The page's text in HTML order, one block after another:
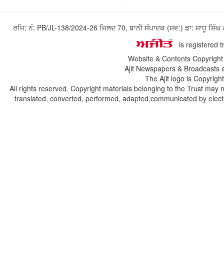
ਰਜਿ: ਨੰ: PB/JL-138/2024-26 ਜਿਲਦ 70, ਬਾਨੀ ਸੰਪਾਦਕ (ਸਵ:) ਡਾ: ਸਾਧੂ
is registered
Website & Contents
Ajit Newspapers &
The Ajit logo is
All rights reserved. Copyright materials belonging to the Trust
translated, converted, performed, adapted,communicated by